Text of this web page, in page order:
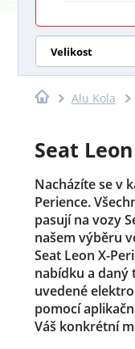
Velikost
Alu Kola
Seat
Nacházíte se v
Perience.
pasují na vozy
našem výběru
Seat Leon X-
nabídku a daný
uvedené
pomocí
Váš konkrétní